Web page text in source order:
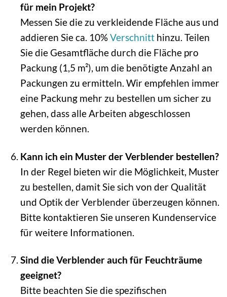
für mein Projekt?
Messen Sie die zu verkleidende Fläche aus und
addieren Sie ca. 10%Verschnitthinzu. Teilen
Sie die Gesamtfläche durch die Fläche pro
Packung (1,5 m²), um die benötigte Anzahl an
Packungen zu ermitteln. Wir empfehlen immer
eine Packung mehr zu bestellen um sicher zu
gehen, dass alle Arbeiten abgeschlossen
werden können.
Kann ich ein Muster der Verblender bestellen?
In der Regel bieten wir die Möglichkeit, Muster
zu bestellen, damit Sie sich von der Qualität
und Optik der Verblender überzeugen können.
Bitte kontaktieren Sie unseren Kundenservice
für weitere Informationen.
Sind die Verblender auch für Feuchträume
geeignet?
Bitte beachten Sie die spezifischen